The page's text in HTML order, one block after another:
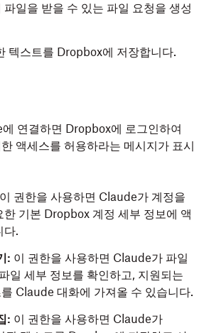
일을 받을 수 있는 파일 요청을 생성
텍스트를 Dropbox에 저장합니다.
연결하면 Dropbox에 로그인하여
액세스를 허용하라는 메시지가 표시
이 권한을 사용하면 Claude가 계정을
한 기본 Dropbox 계정 세부 정보에 액
다.
: 이 권한을 사용하면 Claude가 파일
일 세부 정보를 확인하고, 지원되는
Claude 대화에 가져올 수 있습니다.
: 이 권한을 사용하면 Claude가